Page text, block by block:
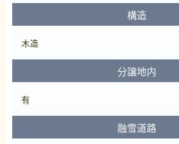
構造
木造
分譲地内
有
融雪道路